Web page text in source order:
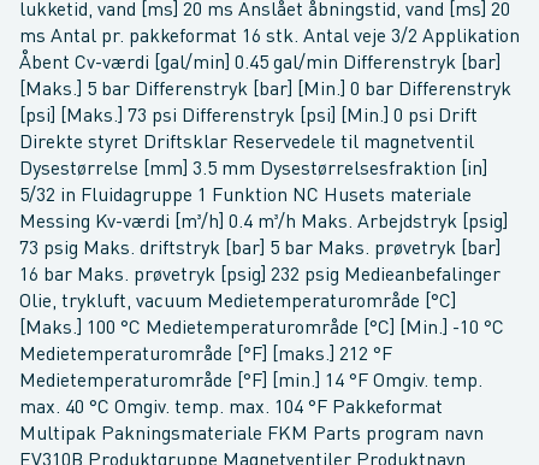
lukketid, vand [ms] 20 ms Anslået åbningstid, vand [ms] 20
ms Antal pr. pakkeformat 16 stk. Antal veje 3/2 Applikation
Åbent Cv-værdi [gal/min] 0.45 gal/min Differenstryk [bar]
[Maks.] 5 bar Differenstryk [bar] [Min.] 0 bar Differenstryk
[psi] [Maks.] 73 psi Differenstryk [psi] [Min.] 0 psi Drift
Direkte styret Driftsklar Reservedele til magnetventil
Dysestørrelse [mm] 3.5 mm Dysestørrelsesfraktion [in]
5/32 in Fluidagruppe 1 Funktion NC Husets materiale
Messing Kv-værdi [m³/h] 0.4 m³/h Maks. Arbejdstryk [psig]
73 psig Maks. driftstryk [bar] 5 bar Maks. prøvetryk [bar]
16 bar Maks. prøvetryk [psig] 232 psig Medieanbefalinger
Olie, trykluft, vacuum Medietemperaturområde [°C]
[Maks.] 100 °C Medietemperaturområde [°C] [Min.] -10 °C
Medietemperaturområde [°F] [maks.] 212 °F
Medietemperaturområde [°F] [min.] 14 °F Omgiv. temp.
max. 40 °C Omgiv. temp. max. 104 °F Pakkeformat
Multipak Pakningsmateriale FKM Parts program navn